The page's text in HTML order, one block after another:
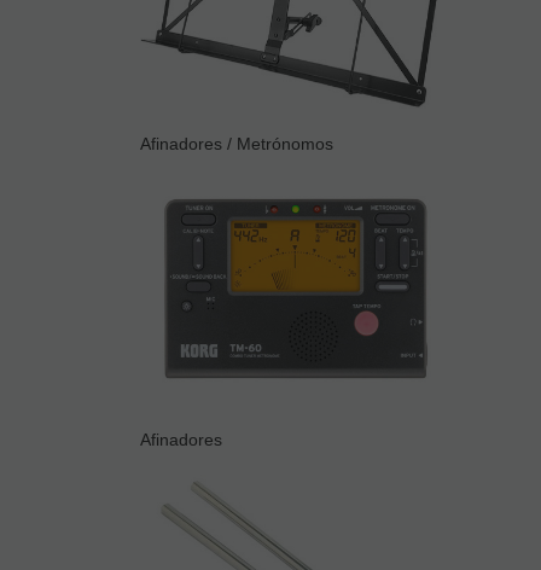
Afinadores / Metrónomos
Afinadores